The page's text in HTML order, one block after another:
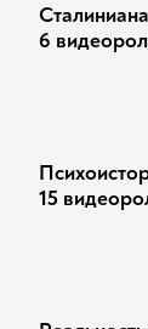
6
15